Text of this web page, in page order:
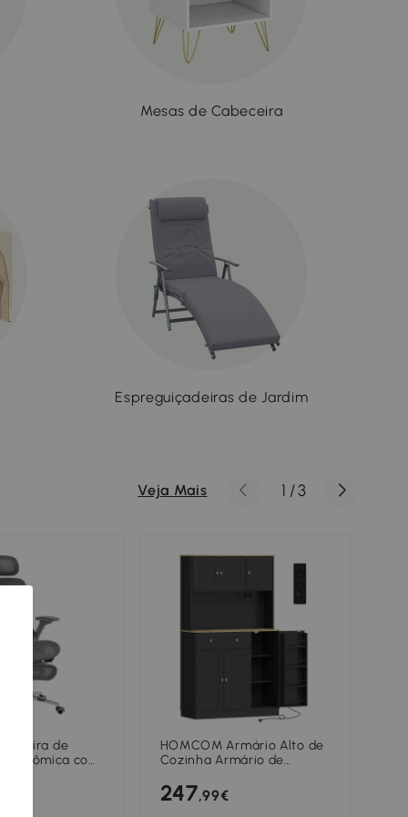
Mesas de Cabeceira
Espreguiçadeiras de Jardim
Veja Mais 1 /3
de
com
4D, Apoio
Profundidade
HOMCOM Armário Alto de
Cozinha Armário de
6 Portas Plano de Trabalho
Porta-temperos 100x40x173
247,99€